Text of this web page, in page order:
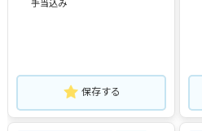
手当込み
保存する